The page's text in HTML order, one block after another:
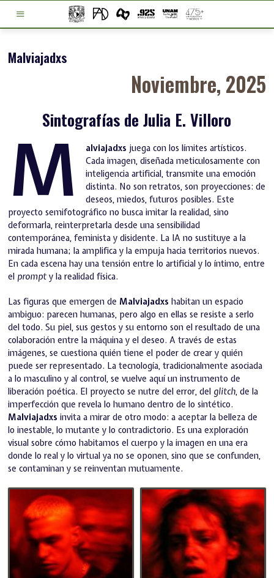
Malviajadxs
Noviembre, 2025
Sintografías de Julia E. Villoro
M alviajadxs juega con los límites artísticos.
Cada imagen, diseñada meticulosamente con
inteligencia artificial, transmite una emoción
distinta. No son retratos, son proyecciones: de
deseos, miedos, futuros posibles. Este
proyecto semifotográfico no busca imitar la realidad, sino
deformarla, reinterpretarla desde una sensibilidad
contemporánea, feminista y disidente. La IA no sustituye a la
mirada humana; la amplifica y la empuja hacia territorios nuevos.
En cada escena hay una tensión entre lo artificial y lo íntimo, entre
el prompt y la realidad física.
Las figuras que emergen de Malviajadxs habitan un espacio
ambiguo: parecen humanas, pero algo en ellas se resiste a serlo
del todo. Su piel, sus gestos y su entorno son el resultado de una
colaboración entre la máquina y el deseo. A través de estas
imágenes, se cuestiona quién tiene el poder de crear y quién
puede ser representado. La tecnología, tradicionalmente asociada
a lo masculino y al control, se vuelve aquí un instrumento de
liberación poética. El proyecto se nutre del error, del glitch, de la
imperfección que revela lo humano dentro de lo sintético.
Malviajadxs invita a mirar de otro modo: a aceptar la belleza de
lo inestable, lo mutante y lo contradictorio. Es una exploración
visual sobre cómo habitamos el cuerpo y la imagen en una era
donde lo real y lo virtual ya no se oponen, sino que se confunden,
se contaminan y se reinventan mutuamente.